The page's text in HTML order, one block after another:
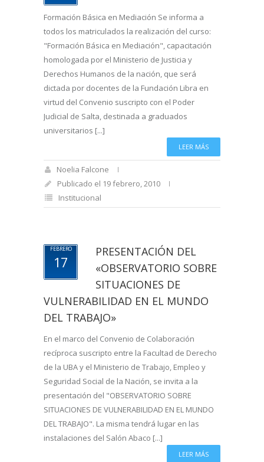
Formación Básica en Mediación Se informa a
todos los matriculados la realización del curso:
"Formación Básica en Mediación", capacitación
homologada por el Ministerio de Justicia y
Derechos Humanos de la nación, que será
dictada por docentes de la Fundación Libra en
virtud del Convenio suscripto con el Poder
Judicial de Salta, destinada a graduados
universitarios [...]
LEER MÁS
Noelia Falcone
Publicado el 19 febrero, 2010
Institucional
FEBRERO
17
PRESENTACIÓN DEL
«OBSERVATORIO SOBRE
SITUACIONES DE
VULNERABILIDAD EN EL MUNDO
DEL TRABAJO»
En el marco del Convenio de Colaboración
recíproca suscripto entre la Facultad de Derecho
de la UBA y el Ministerio de Trabajo, Empleo y
Seguridad Social de la Nación, se invita a la
presentación del "OBSERVATORIO SOBRE
SITUACIONES DE VULNERABILIDAD EN EL MUNDO
DEL TRABAJO". La misma tendrá lugar en las
instalaciones del Salón Abaco [...]
LEER MÁS